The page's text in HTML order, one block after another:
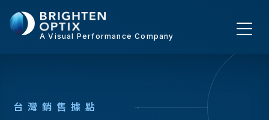
A Visual Performance Company
台灣銷 售據點